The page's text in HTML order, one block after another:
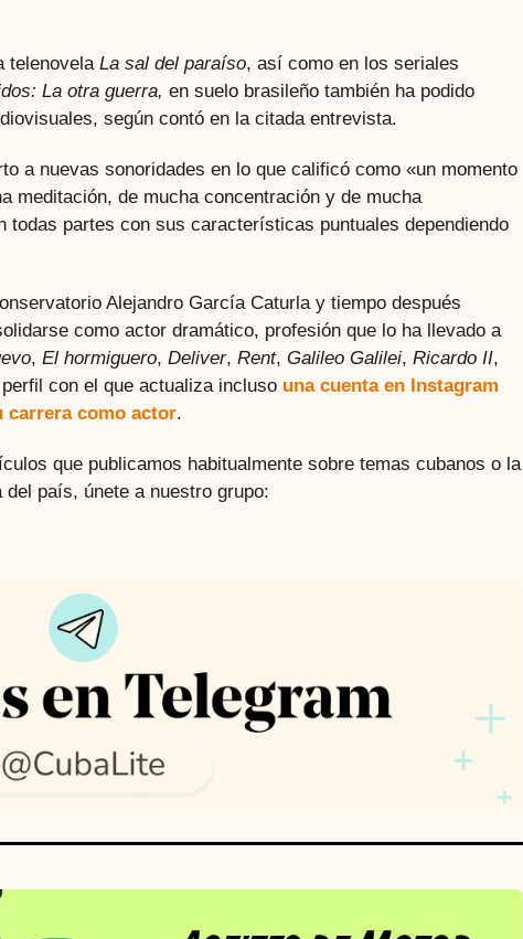
telenovela La sal del paraíso, así como en los seriales
La otra guerra, en suelo brasileño también ha podido
según contó en la citada entrevista.
a nuevas sonoridades en lo que calificó como «un momento
meditación, de mucha concentración y de mucha
partes con sus características puntuales dependiendo
Alejandro García Caturla y tiempo después
como actor dramático, profesión que lo ha llevado a
, El hormiguero, Deliver, Rent, Galileo Galilei, Ricardo II,
con el que actualiza incluso una cuenta en Instagram
carrera como actor.
que publicamos habitualmente sobre temas cubanos o la
país, únete a nuestro grupo: